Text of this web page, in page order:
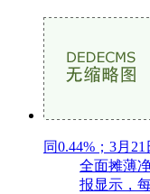
同0.44%；3月21
全面摊薄
报显示，